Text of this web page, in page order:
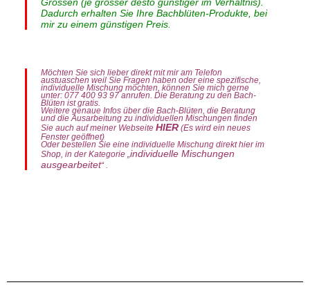
Dadurch erhalten Sie Ihre Bachblüten-Produkte, bei
mir zu einem günstigen Preis.
Möchten Sie sich lieber direkt mit mir am Telefon
austuaschen weil Sie Fragen haben oder eine spezifische,
individuelle Mischung möchten, können Sie mich gerne
unter: 077 400 93 97 anrufen. Die Beratung zu den Bach-
Blüten ist gratis.
Weitere genaue Infos über die Bach-Blüten, die Beratung
und die Ausarbeitung zu individuellen Mischungen finden
Sie auch auf meiner Webseite HIER (Es wird ein neues
Fenster geöffnet)
Oder bestellen Sie eine individuelle Mischung direkt hier im
Shop, in der Kategorie „ individuelle Mischungen
ausgearbeitet“ .